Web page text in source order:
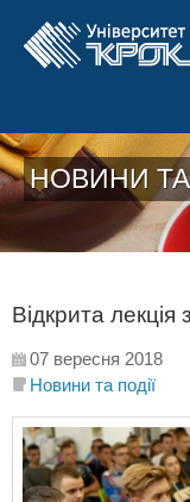
НОВИНИ ТА
Відкрита
07 вересня 2018
Новини та події